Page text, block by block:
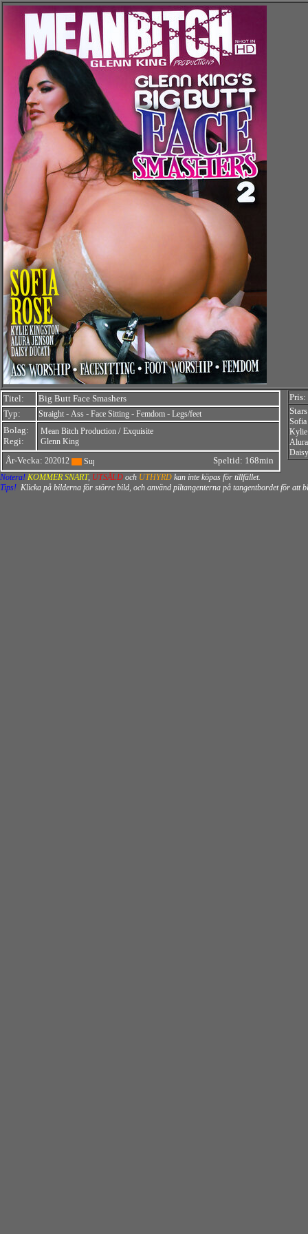
Titel:
Big Butt Face Smashers
Typ:
Straight - Ass - Face Sitting - Femdom - Legs/feet
Bolag:
Regi:
Mean Bitch Production / Exquisite
Glenn King
År-Vecka: 202012 Speltid: 168min
Sofia
Notera! KOMMER SNART, UTSÅLD och UTHYRD kan inte köpas för tillfället.
Tips! Klicka på bilderna för större bild, och använd piltangenterna på tangentbordet för att